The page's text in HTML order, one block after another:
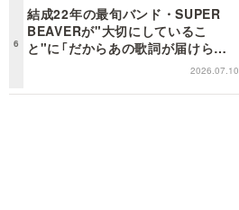
結成22年の最旬バンド・SUPER
BEAVERが"大切にしているこ
と"に「だからあの歌詞が届けられ
るんだ」共感の声＜日曜日の初耳学
2026.07.10